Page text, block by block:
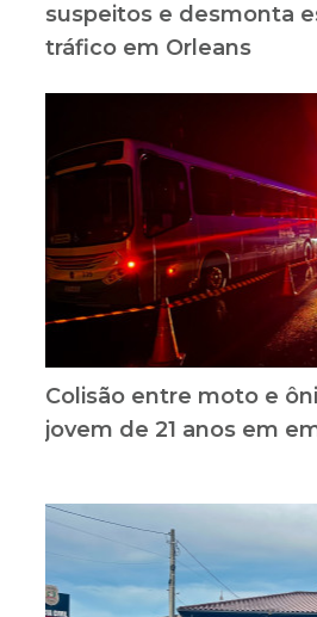
suspeitos e desmonta
tráfico em Orleans
Colisão entre moto e
jovem de 21 anos em